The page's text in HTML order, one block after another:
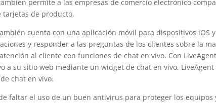
permite a las empresas de comercio electrónico
tarjetas de producto.
cuenta con una aplicación móvil para dispositivos iOS
y responder a las preguntas de los clientes sobre la
al cliente con funciones de chat en vivo. Con
a su sitio web mediante un widget de chat en vivo.
chat en vivo.
faltar el uso de un buen antivirus para proteger los equipos